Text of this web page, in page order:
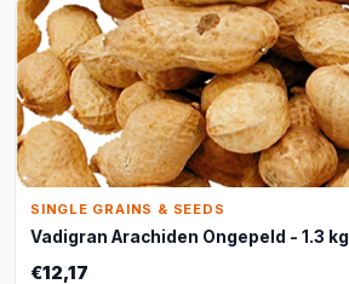
SINGLE GRAINS & SEEDS
Vadigran Arachiden Ongepeld - 1.3 kg
€12,17